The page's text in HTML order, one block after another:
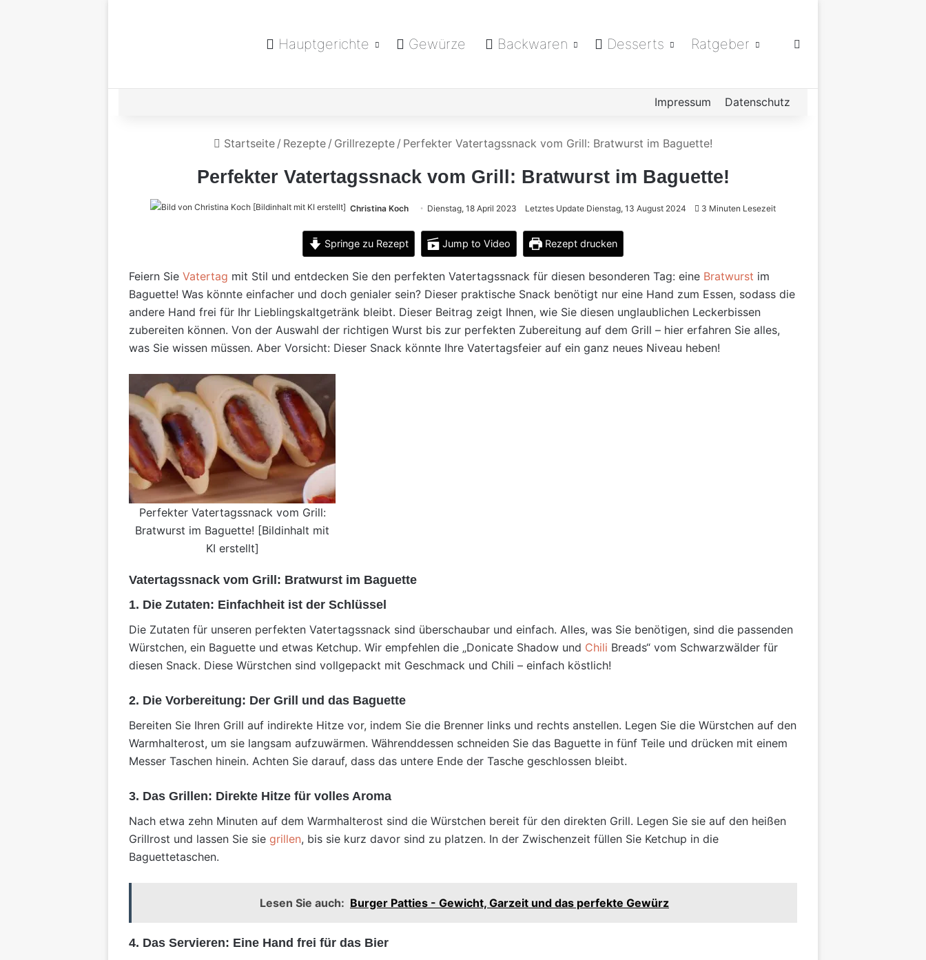
Hauptgerichte Gewürze Backwaren Desserts Ratgeber
Impressum Datenschutz
Startseite / Rezepte / Grillrezepte / Perfekter Vatertagssnack vom Grill: Bratwurst im Baguette!
Perfekter Vatertagssnack vom Grill: Bratwurst im Baguette!
Christina Koch Dienstag, 18 April 2023 Letztes Update Dienstag, 13 August 2024 3 Minuten Lesezeit
Springe zu Rezept Jump to Video Rezept drucken
Feiern Sie Vatertag mit Stil und entdecken Sie den perfekten Vatertagssnack für diesen besonderen Tag: eine Bratwurst im
Baguette! Was könnte einfacher und doch genialer sein? Dieser praktische Snack benötigt nur eine Hand zum Essen, sodass die
andere Hand frei für Ihr Lieblingskaltgetränk bleibt. Dieser Beitrag zeigt Ihnen, wie Sie diesen unglaublichen Leckerbissen
zubereiten können. Von der Auswahl der richtigen Wurst bis zur perfekten Zubereitung auf dem Grill – hier erfahren Sie alles,
was Sie wissen müssen. Aber Vorsicht: Dieser Snack könnte Ihre Vatertagsfeier auf ein ganz neues Niveau heben!
Perfekter Vatertagssnack vom Grill:
Bratwurst im Baguette! [Bildinhalt mit
KI erstellt]
Vatertagssnack vom Grill: Bratwurst im Baguette
1. Die Zutaten: Einfachheit ist der Schlüssel
Die Zutaten für unseren perfekten Vatertagssnack sind überschaubar und einfach. Alles, was Sie benötigen, sind die passenden
Würstchen, ein Baguette und etwas Ketchup. Wir empfehlen die „Donicate Shadow und Chili Breads“ vom Schwarzwälder für
diesen Snack. Diese Würstchen sind vollgepackt mit Geschmack und Chili – einfach köstlich!
2. Die Vorbereitung: Der Grill und das Baguette
Bereiten Sie Ihren Grill auf indirekte Hitze vor, indem Sie die Brenner links und rechts anstellen. Legen Sie die Würstchen auf den
Warmhalterost, um sie langsam aufzuwärmen. Währenddessen schneiden Sie das Baguette in fünf Teile und drücken mit einem
Messer Taschen hinein. Achten Sie darauf, dass das untere Ende der Tasche geschlossen bleibt.
3. Das Grillen: Direkte Hitze für volles Aroma
Nach etwa zehn Minuten auf dem Warmhalterost sind die Würstchen bereit für den direkten Grill. Legen Sie sie auf den heißen
Grillrost und lassen Sie sie grillen, bis sie kurz davor sind zu platzen. In der Zwischenzeit füllen Sie Ketchup in die
Baguettetaschen.
Lesen Sie auch: Burger Patties - Gewicht, Garzeit und das perfekte Gewürz
4. Das Servieren: Eine Hand frei für das Bier